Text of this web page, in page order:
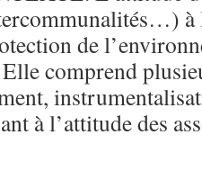
à
de
comprend
à l’attitude des